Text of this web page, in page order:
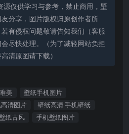
源仅供学习与参考，禁止商用，壁
分享，图片版权归原创作者所
有侵权问题敬请告知我们（客服
尽快处理。（为了减轻网站负担
清原图请下载）
唯美
壁纸手机图片
清图片
壁纸高清 手机壁纸
纸古风
手机壁纸图片